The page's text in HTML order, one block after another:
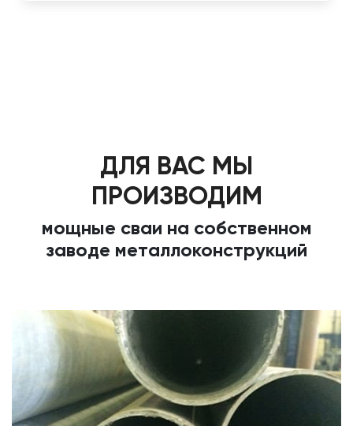
ДЛЯ ВАС МЫ
ПРОИЗВОДИМ
мощные сваи на собственном
заводе металлоконструкций